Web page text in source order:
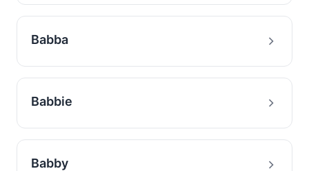
Babba
Babbie
Babby